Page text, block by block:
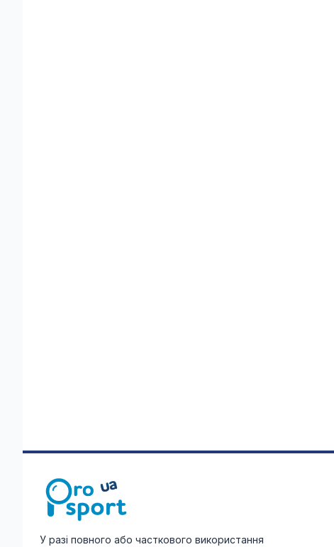
У разі повного або часткового використання